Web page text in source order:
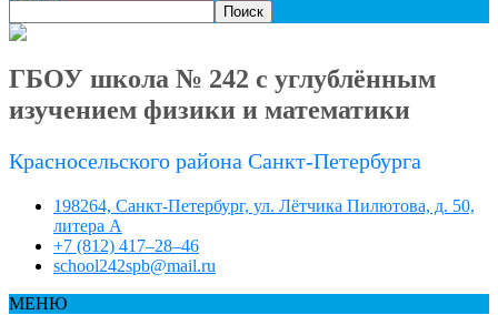
Поиск
ГБОУ школа № 242 с углублённым
изучением физики и математики
Красносельского района Санкт-Петербурга
198264, Санкт-Петербург, ул. Лётчика Пилютова, д. 50,
литера А
+7 (812) 417–28–46
school242spb@mail.ru
МЕНЮ